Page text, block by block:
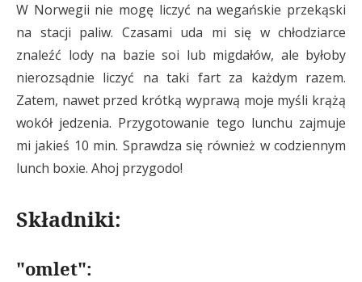
W Norwegii nie mogę liczyć na wegańskie przekąski
na stacji paliw. Czasami uda mi się w chłodziarce
znaleźć lody na bazie soi lub migdałów, ale byłoby
nierozsądnie liczyć na taki fart za każdym razem.
Zatem, nawet przed krótką wyprawą moje myśli krążą
wokół jedzenia. Przygotowanie tego lunchu zajmuje
mi jakieś 10 min. Sprawdza się również w codziennym
lunch boxie. Ahoj przygodo!
Składniki:
"omlet":